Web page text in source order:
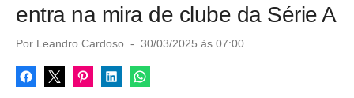
entra na mira de clube da Série A
Por Leandro Cardoso
P
s
t
30/03/2025 às 07:00